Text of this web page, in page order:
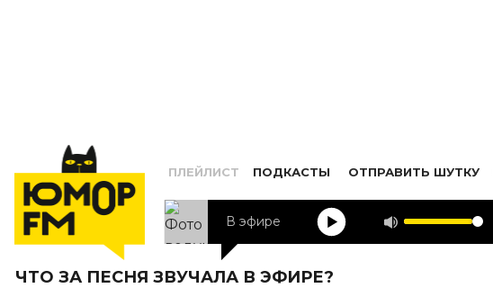
ПЛЕЙЛИСТ ПОДКАСТЫ ОТПРАВИТЬ ШУТКУ
В эфире
ЧТО ЗА ПЕСНЯ ЗВУЧАЛА В ЭФИРЕ?